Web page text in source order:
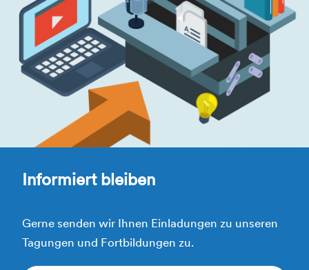
Informiert bleiben
Gerne senden wir Ihnen Einladungen zu unseren
Tagungen und Fortbildungen zu.